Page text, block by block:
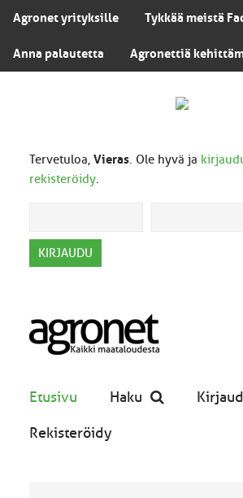
Agronet yrityksille Tykkää meistä
Anna palautetta Agronettiä
Tervetuloa, Vieras. Ole hyvä ja
rekisteröidy.
Etusivu Haku
Rekisteröidy